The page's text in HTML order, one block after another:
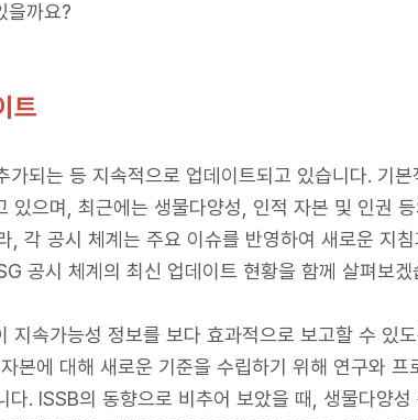
을까요?
트
되는 등 지속적으로 업데이트되고 있습니다. 기본
있으며, 최근에는 생물다양성, 인적 자본 및 인권
, 각 공시 체계는 주요 이슈를 반영하여 새로운 지
공시 체계의 최신 업데이트 현황을 함께 살펴보겠
지속가능성 정보를 보다 효과적으로 보고할 수 있
본에 대해 새로운 기준을 수립하기 위해 연구와
. ISSB의 동향으로 비추어 보았을 때, 생물다양